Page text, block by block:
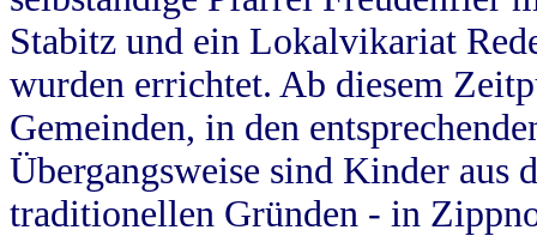
Stabitz und ein Lokalvikariat
wurden errichtet. Ab diesem
Gemeinden, in den
Übergangsweise sind Kinder aus
traditionellen Gründen - in